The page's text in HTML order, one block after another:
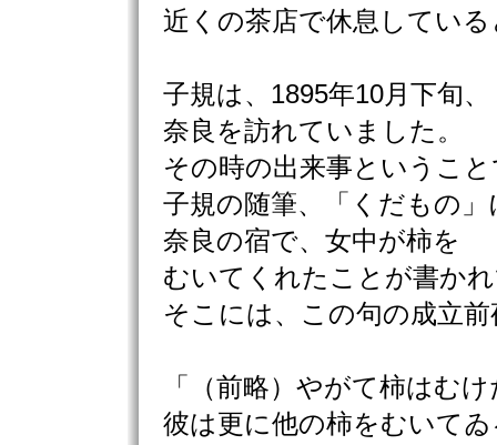
近くの茶店で休息してい
子規は、1895年10月下旬、
奈良を訪れていました。
その時の出来事というこ
子規の随筆、「くだもの」
奈良の宿で、女中が柿を
むいてくれたことが書か
そこには、この句の成立
「（前略）やがて柿はむ
彼は更に他の柿をむいて